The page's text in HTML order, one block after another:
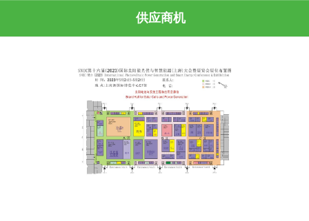
供应商机